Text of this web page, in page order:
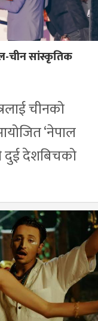
चीन सांस्कृतिक
चीनको
‘नेपाल
दुई देशबिचको